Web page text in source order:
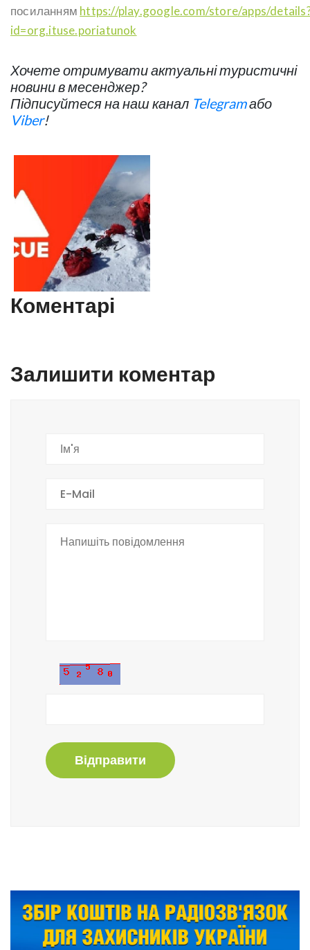
посиланням https://play.google.com/store/apps/
id=org.ituse.poriatunok
Хочете отримувати актуальні туристичні
новини в месенджер?
Підписуйтеся на наш канал Telegramабо
Viber!
Коментарі
Залишити коментар
Відправити